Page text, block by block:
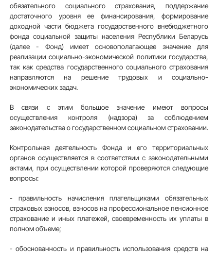
обязательного социального страхования, поддержание
достаточного уровня ее финансирования, формирование
доходной части бюджета государственного внебюджетного
фонда социальной защиты населения Республики Беларусь
(далее - Фонд) имеет основополагающее значение для
реализации социально-экономической политики государства,
так как средства государственного социального страхования
направляются на решение трудовых и социально-
экономических задач.
В связи с этим большое значение имеют вопросы
осуществления контроля (надзора) за соблюдением
законодательства о государственном социальном страховании.
Контрольная деятельность Фонда и его территориальных
органов осуществляется в соответствии с законодательными
актами, при осуществлении которой проверяются следующие
вопросы:
- правильность начисления плательщиками обязательных
страховых взносов, взносов на профессиональное пенсионное
страхование и иных платежей, своевременность их уплаты в
полном объеме;
- обоснованность и правильность использования средств на